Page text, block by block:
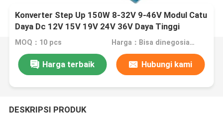
Konverter Step Up 150W 8-32V 9-46V Modul Catu
Daya Dc 12V 15V 19V 24V 36V Daya Tinggi
MOQ：10 pcs Harga：Bisa dinegosiasikan
Harga terbaik Hubungi kami
DESKRIPSI PRODUK